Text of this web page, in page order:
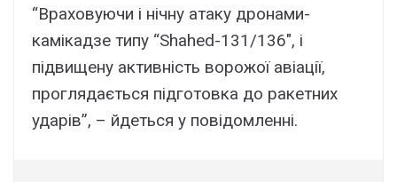
“Враховуючи і нічну атаку дронами-
камікадзе типу “Shahed-131/136″, і
підвищену активність ворожої авіації,
проглядається підготовка до ракетних
ударів”, – йдеться у повідомленні.